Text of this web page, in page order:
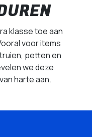
klasse toe aan
voor items
petten en
we deze
harte aan.